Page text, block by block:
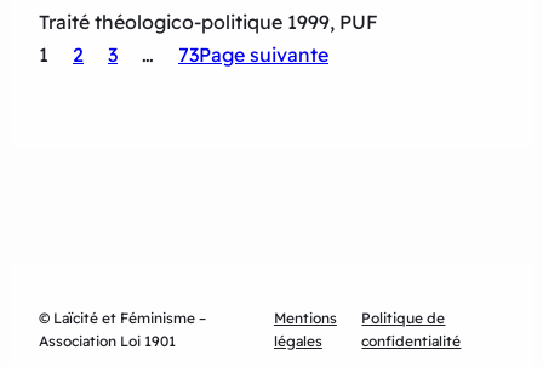
Traité théologico-politique 1999, PUF
1
2 3 … 73Page suivante
© Laïcité et Féminisme –
Association Loi 1901
Mentions
légales
Politique de
confidentialité